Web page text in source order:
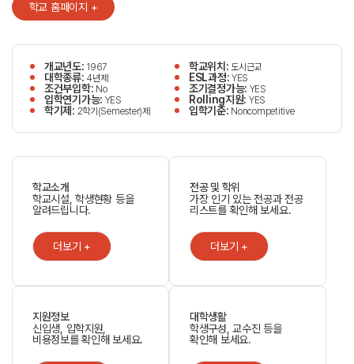
학교 홈페이지 +
개교년도: 1967 학교위치: 도시근교
대학종류: 4년제 ESL과정:YES
조건부입학: No 조기결정가능: YES
입학연기가능: YES Rolling지원: YES
학기제: 2학기(Semester)제 입학기준: Noncompetitive
학교소개
학교시설, 학생현황 등을
알려드립니다.
더보기 +
전공 및 학위
가장 인기 있는 전공과 전공
리스트를 확인해 보세요.
더보기 +
지원정보
신입생, 입학지원,
비용정보를 확인해 보세요.
대학생활
학생구성, 교수진 등을
확인해 보세요.